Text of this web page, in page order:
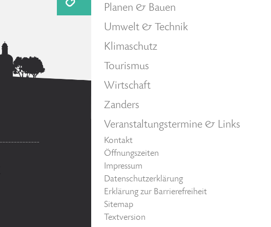
Planen & Bauen
Umwelt & Technik
Klimaschutz
Tourismus
Wirtschaft
Zanders
Veranstaltungstermine & Links
Kontakt
Öffnungszeiten
Impressum
Datenschutzerklärung
Erklärung zur Barrierefreiheit
Sitemap
Textversion